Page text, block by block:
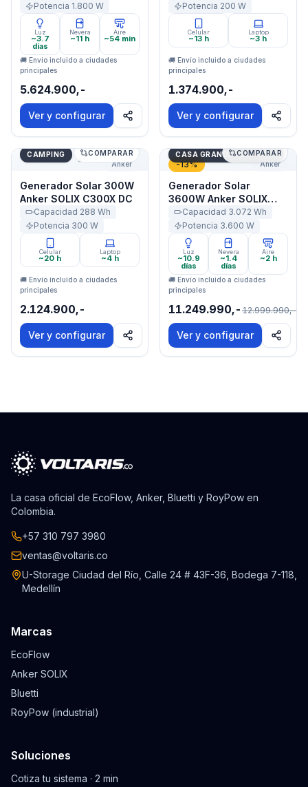
Potencia 1.800 W
Luz
~3.7
días
Nevera
~11 h
Aire
~54 min
🚚 Envío incluido a ciudades
principales
5.624.900,-
Ver y configurar
Potencia 200 W
Celular
~13 h
Laptop
~3 h
🚚 Envío incluido a ciudades
principales
1.374.900,-
Ver y configurar
Generador Solar 300W Anker SOLIX C300X DC
Anker
CAMPING COMPARAR
Generador Solar 300W
Anker SOLIX C300X DC
Capacidad 288 Wh
Potencia 300 W
Celular
~20 h
Laptop
~4 h
🚚 Envío incluido a ciudades
principales
2.124.900,-
Ver y configurar
Generador Solar 3600W
-13% Anker
CASA GRANDE / OFF-GRID
COMPARAR
Generador Solar
3600W Anker SOLIX
F3000
Capacidad 3.072 Wh
Potencia 3.600 W
Luz
~10.9
días
Nevera
~1.4
días
Aire
~2 h
🚚 Envío incluido a ciudades
principales
11.249.990,- 12.999.990,-
Ver y configurar
La casa oficial de EcoFlow, Anker, Bluetti y RoyPow en
Colombia.
+57 310 797 3980
ventas@voltaris.co
U-Storage Ciudad del Río, Calle 24 # 43F-36, Bodega 7-118,
Medellín
Marcas
EcoFlow
Anker SOLIX
Bluetti
RoyPow (industrial)
Soluciones
Cotiza tu sistema · 2 min